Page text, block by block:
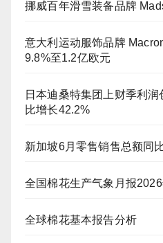
挪威百年滑雪装备品牌
意大利运动服饰品牌
9.8%至1.2亿欧元
日本迪桑特集团上财季利
比增长42.2%
新加坡6月零售销售总额同
全国棉花生产气象月报2026
全球棉花基本报告分析